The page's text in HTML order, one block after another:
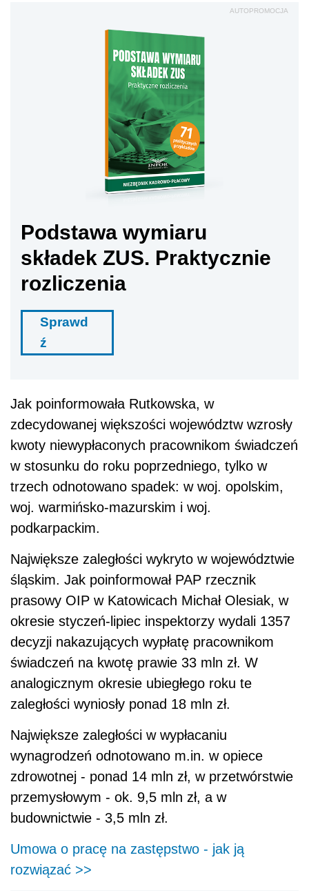
AUTOPROMOCJA
Podstawa wymiaru
składek ZUS. Praktycznie
rozliczenia
Sprawd
ź
Jak poinformowała Rutkowska, w
zdecydowanej większości województw wzrosły
kwoty niewypłaconych pracownikom świadczeń
w stosunku do roku poprzedniego, tylko w
trzech odnotowano spadek: w woj. opolskim,
woj. warmińsko-mazurskim i woj.
podkarpackim.
Największe zaległości wykryto w województwie
śląskim. Jak poinformował PAP rzecznik
prasowy OIP w Katowicach Michał Olesiak, w
okresie styczeń-lipiec inspektorzy wydali 1357
decyzji nakazujących wypłatę pracownikom
świadczeń na kwotę prawie 33 mln zł. W
analogicznym okresie ubiegłego roku te
zaległości wyniosły ponad 18 mln zł.
Największe zaległości w wypłacaniu
wynagrodzeń odnotowano m.in. w opiece
zdrowotnej - ponad 14 mln zł, w przetwórstwie
przemysłowym - ok. 9,5 mln zł, a w
budownictwie - 3,5 mln zł.
Umowa o pracę na zastępstwo - jak ją
rozwiązać >>